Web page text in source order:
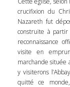
crucifixion du
Nazareth fut
construite à
reconnaissance
visite en
marchande située
y visiterons
quitté ce